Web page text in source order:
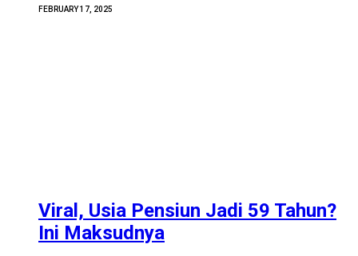
FEBRUARY 17, 2025
Viral, Usia Pensiun Jadi 59 Tahun?
Ini Maksudnya